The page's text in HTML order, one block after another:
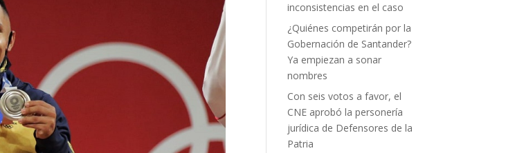
inconsistencias en el caso
¿Quiénes competirán por la
Gobernación de Santander?
Ya empiezan a sonar
nombres
Con seis votos a favor, el
CNE aprobó la personería
jurídica de Defensores de la
Patria